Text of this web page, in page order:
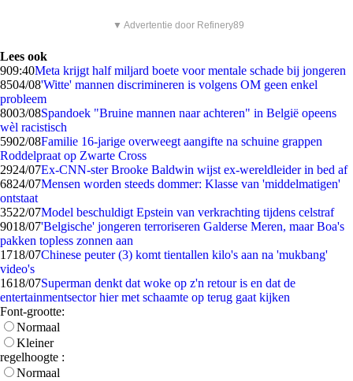
▼ Advertentie door Refinery89
Lees ook
909:40Meta krijgt half miljard boete voor mentale schade bij jongeren
8504/08'Witte' mannen discrimineren is volgens OM geen enkel
probleem
8003/08Spandoek "Bruine mannen naar achteren" in België opeens
wèl racistisch
5902/08Familie 16-jarige overweegt aangifte na schuine grappen
Roddelpraat op Zwarte Cross
2924/07Ex-CNN-ster Brooke Baldwin wijst ex-wereldleider in bed af
6824/07Mensen worden steeds dommer: Klasse van 'middelmatigen'
ontstaat
3522/07Model beschuldigt Epstein van verkrachting tijdens celstraf
9018/07'Belgische' jongeren terroriseren Galderse Meren, maar Boa's
pakken topless zonnen aan
1718/07Chinese peuter (3) komt tientallen kilo's aan na 'mukbang'
video's
1618/07Superman denkt dat woke op z'n retour is en dat de
entertainmentsector hier met schaamte op terug gaat kijken
Font-grootte:
Normaal
Kleiner
regelhoogte :
Normaal